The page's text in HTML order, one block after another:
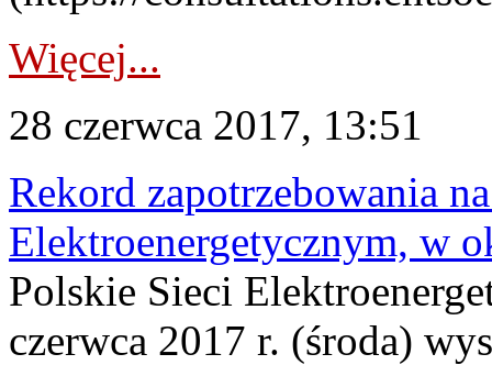
Więcej...
28 czerwca 2017, 13:51
Rekord zapotrzebowania
Elektroenergetycznym, w
Polskie Sieci
czerwca 2017 r. (środa)